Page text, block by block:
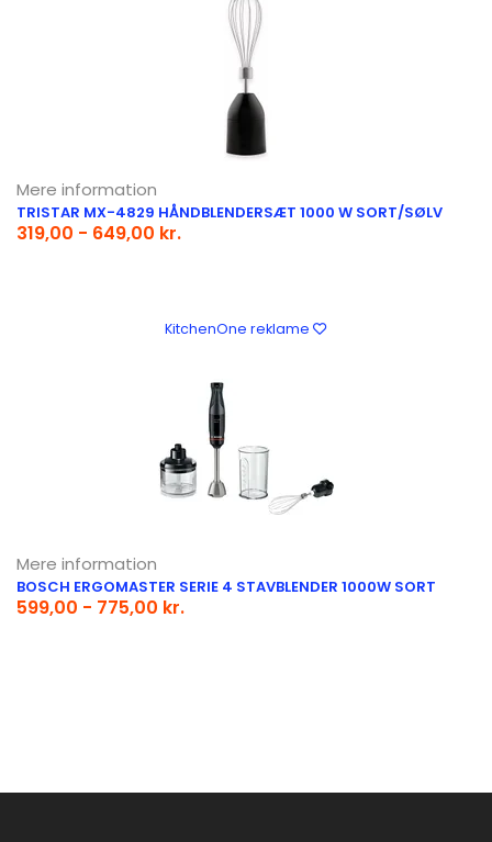
Mere information
TRISTAR MX-4829 HÅNDBLENDERSÆT 1000 W SORT/SØLV
319,00 - 649,00 kr.
KitchenOne reklame
Mere information
BOSCH ERGOMASTER SERIE 4 STAVBLENDER 1000W SORT
599,00 - 775,00 kr.